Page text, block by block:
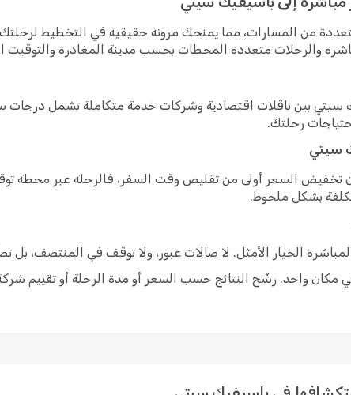
من المسارات، مما يمنحك مرونة حقيقية في التخطيط
والرحلات متعددة المحطات بحسب مدينة المغادرة
سيتي بين ناقلات اقتصادية وشركات خدمة متكاملة تشمل درجات
رحلتك.
سيتي
تخفيض السعر أولى من تقليص وقت السفر، فالرحلة عبر محطة
بشكل ملحوظ.
الخيار الأمثل. لا صالات عبور، ولا توقف في المنتصف،
مكان واحد. رشّح النتائج حسب السعر أو مدة الرحلة أو تقييم